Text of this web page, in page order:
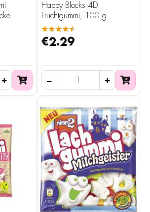
Happy Blocks 4D
Fruchtgummi, 100 g
★★★★★
€2.29